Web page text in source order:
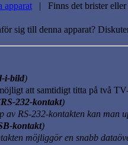
apparat | Finns det brister eller
sig till denna apparat?
i-bild)
att samtidigt titta på två
RS-232-kontakt)
av RS-232-kontakten kan man
kontakt)
möjliggör en snabb